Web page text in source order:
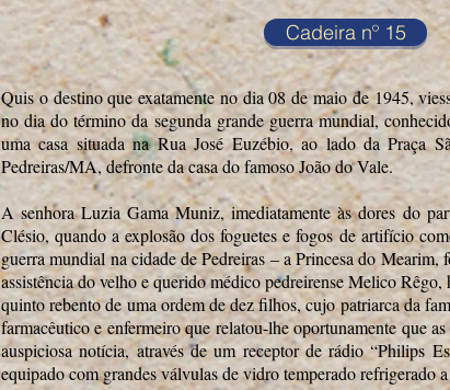
Cadeira nº 15
Quis o destino que exatamente no dia 08 de maio de 1945,
no dia do término da segunda grande guerra mundial,
uma casa situada na Rua José Euzébio, ao lado da Praça
Pedreiras/MA, defronte da casa do famoso João do Vale.
A senhora Luzia Gama Muniz, imediatamente às dores do
Clésio, quando a explosão dos foguetes e fogos de artifício
guerra mundial na cidade de Pedreiras – a Princesa do Mearim,
assistência do velho e querido médico pedreirense Melico Rêgo,
quinto rebento de uma ordem de dez filhos, cujo patriarca da
farmacêutico e enfermeiro que relatou-lhe oportunamente que
auspiciosa notícia, através de um receptor de rádio “Philips
equipado com grandes válvulas de vidro temperado refrigerado